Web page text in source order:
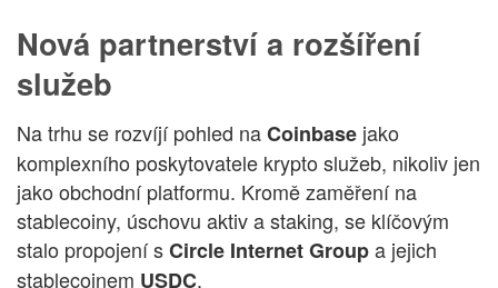
Nová partnerství a rozšíření
služeb
Na trhu se rozvíjí pohled naCoinbase jako
komplexního poskytovatele krypto služeb, nikoliv jen
jako obchodní platformu. Kromě zaměření na
stablecoiny, úschovu aktiv a staking, se klíčovým
stalo propojení sCircle Internet Groupa jejich
stablecoinem USDC.